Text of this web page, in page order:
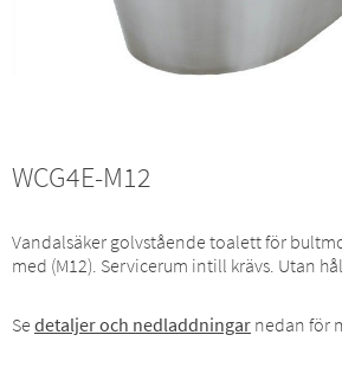
WCG4E-M12
Vandalsäker golvstående toalett för
med (M12). Servicerum intill krävs. Utan
Se detaljer och nedladdningar nedan för